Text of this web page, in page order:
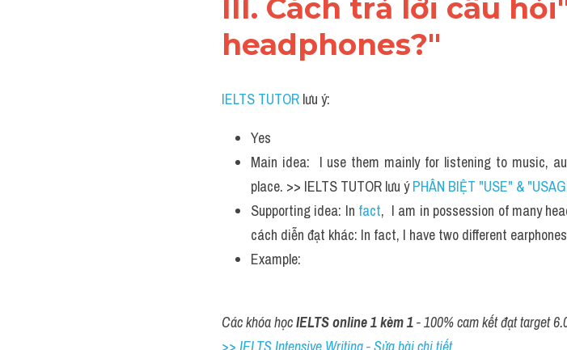
III. Cách trả lời câu
headphones?"
lưu ý:
Yes
Main idea:  I use them mainly for listening to music,
place. >> IELTS TUTOR lưu ý
PHÂN BIỆT "USE" &
Supporting idea: In
fact ,  I am in possession of many
cách diễn đạt khác: In fact, I have two different
Example:
Các khóa học IELTS online 1 kèm 1 - 100% cam kết đạt target 6.0